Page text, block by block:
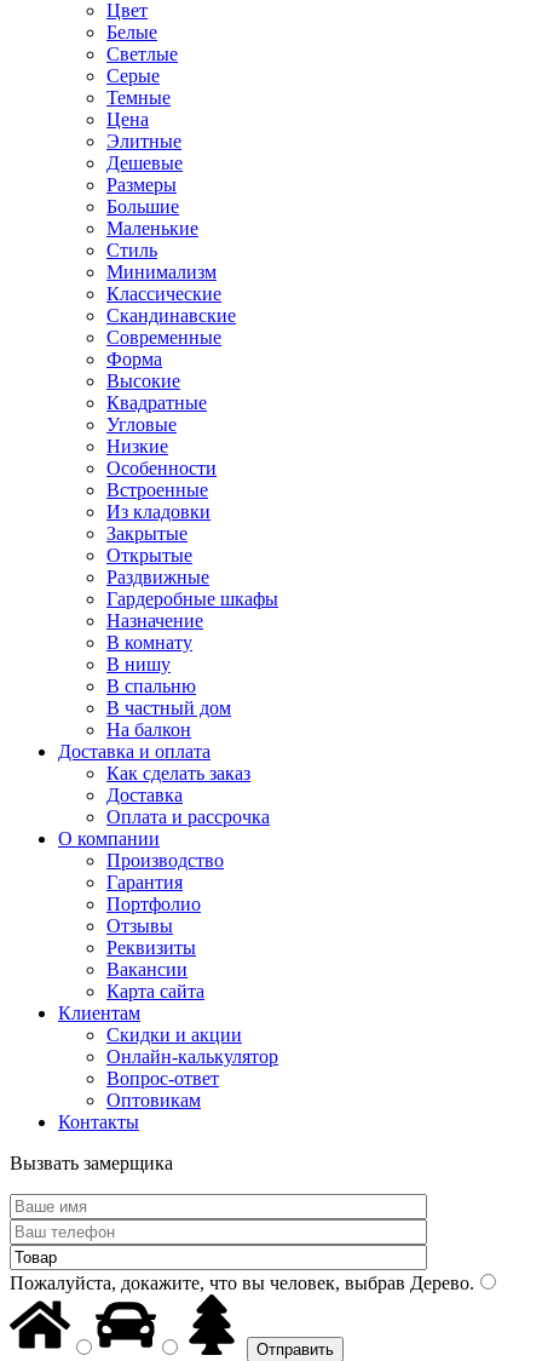
Цвет
Белые
Светлые
Серые
Темные
Цена
Элитные
Дешевые
Размеры
Большие
Маленькие
Стиль
Минимализм
Классические
Скандинавские
Современные
Форма
Высокие
Квадратные
Угловые
Низкие
Особенности
Встроенные
Из кладовки
Закрытые
Открытые
Раздвижные
Гардеробные шкафы
Назначение
В комнату
В нишу
В спальню
В частный дом
На балкон
Доставка и оплата
Как сделать заказ
Доставка
Оплата и рассрочка
О компании
Производство
Гарантия
Портфолио
Отзывы
Реквизиты
Вакансии
Карта сайта
Клиентам
Скидки и акции
Онлайн-калькулятор
Вопрос-ответ
Оптовикам
Контакты
Вызвать замерщика
Пожалуйста, докажите, что вы человек, выбрав Дерево.